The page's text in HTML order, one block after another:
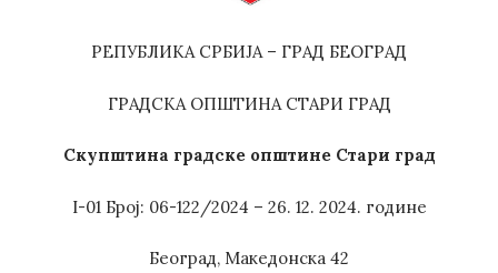
РЕПУБЛИКА СРБИЈА – ГРАД БЕОГРАД
ГРАДСКА ОПШТИНА СТАРИ ГРАД
Скупштина градске општине Стари град
I-01 Број: 06-122/2024 – 26. 12. 2024. године
Београд, Македонска 42